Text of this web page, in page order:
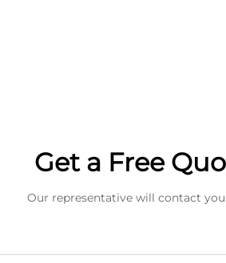
Get a Free
Our representative will contact you